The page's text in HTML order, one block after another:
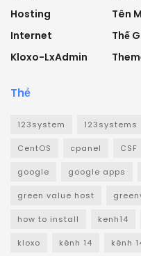
Hosting
Internet
Kloxo-LxAdmin
Tên
Thế
Thẻ
123system 123systems
CentOS cpanel CSF
google google apps
green value host
how to install kenh14
kloxo kênh 14 kênh